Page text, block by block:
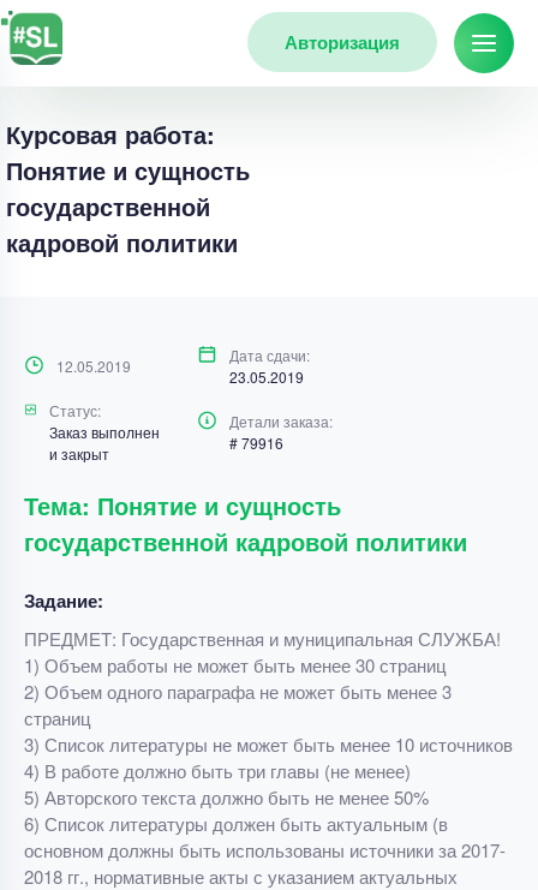
Авторизация
Курсовая работа:
Понятие и сущность
государственной
кадровой политики
12.05.2019
Дата сдачи:
23.05.2019
Статус:
Заказ выполнен
и закрыт
Детали заказа:
# 79916
Тема: Понятие и сущность
государственной кадровой политики
Задание:
ПРЕДМЕТ: Государственная и муниципальная СЛУЖБА!
1) Объем работы не может быть менее 30 страниц
2) Объем одного параграфа не может быть менее 3
страниц
3) Список литературы не может быть менее 10 источников
4) В работе должно быть три главы (не менее)
5) Авторского текста должно быть не менее 50%
6) Список литературы должен быть актуальным (в
основном должны быть использованы источники за 2017-
2018 гг., нормативные акты с указанием актуальных